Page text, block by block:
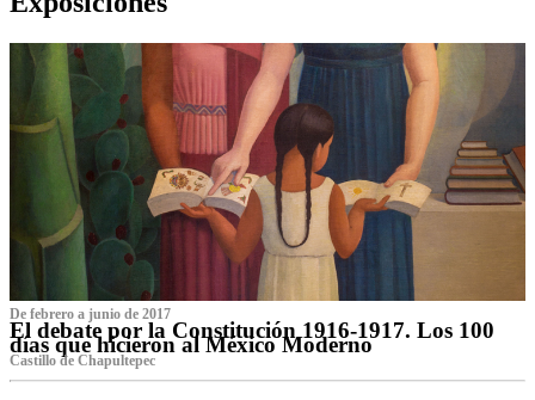
De febrero a junio de 2017
El debate por la Constitución 1916-1917. Los 100
días que hicieron al México Moderno
Castillo de Chapultepec